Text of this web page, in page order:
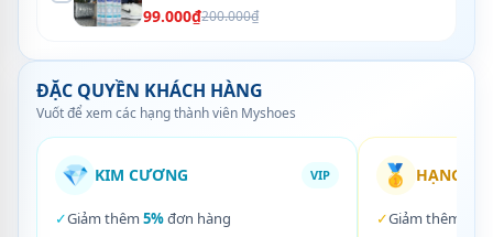
99.000₫200.000₫
ĐẶC QUYỀN KHÁCH HÀNG
Vuốt để xem các hạng thành viên Myshoes
💎 KIM CƯƠNG VIP
✓Giảm thêm 5%đơn hàng
🥇 HẠNG
✓Giảm thêm